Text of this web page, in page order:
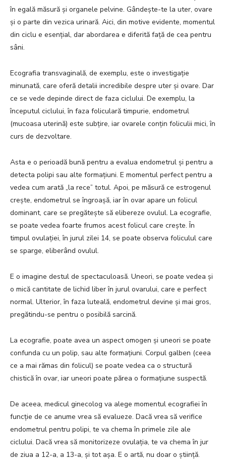
în egală măsură și organele pelvine. Gândește-te la uter, ovare
și o parte din vezica urinară. Aici, din motive evidente, momentul
din ciclu e esențial, dar abordarea e diferită față de cea pentru
sâni.
Ecografia transvaginală, de exemplu, este o investigație
minunată, care oferă detalii incredibile despre uter și ovare. Dar
ce se vede depinde direct de faza ciclului. De exemplu, la
începutul ciclului, în faza foliculară timpurie, endometrul
(mucoasa uterină) este subțire, iar ovarele conțin foliculii mici, în
curs de dezvoltare.
Asta e o perioadă bună pentru a evalua endometrul și pentru a
detecta polipi sau alte formațiuni. E momentul perfect pentru a
vedea cum arată „la rece” totul. Apoi, pe măsură ce estrogenul
crește, endometrul se îngroașă, iar în ovar apare un folicul
dominant, care se pregătește să elibereze ovulul. La ecografie,
se poate vedea foarte frumos acest folicul care crește. În
timpul ovulației, în jurul zilei 14, se poate observa foliculul care
se sparge, eliberând ovulul.
E o imagine destul de spectaculoasă. Uneori, se poate vedea și
o mică cantitate de lichid liber în jurul ovarului, care e perfect
normal. Ulterior, în faza luteală, endometrul devine și mai gros,
pregătindu-se pentru o posibilă sarcină.
La ecografie, poate avea un aspect omogen și uneori se poate
confunda cu un polip, sau alte formațiuni. Corpul galben (ceea
ce a mai rămas din folicul) se poate vedea ca o structură
chistică în ovar, iar uneori poate părea o formațiune suspectă.
De aceea, medicul ginecolog va alege momentul ecografiei în
funcție de ce anume vrea să evalueze. Dacă vrea să verifice
endometrul pentru polipi, te va chema în primele zile ale
ciclului. Dacă vrea să monitorizeze ovulația, te va chema în jur
de ziua a 12-a, a 13-a, și tot așa. E o artă, nu doar o știință.